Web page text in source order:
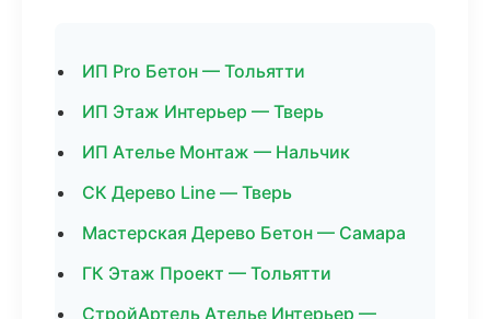
ИП Pro Бетон — Тольятти
ИП Этаж Интерьер — Тверь
ИП Ателье Монтаж — Нальчик
СК Дерево Line — Тверь
Мастерская Дерево Бетон — Самара
ГК Этаж Проект — Тольятти
СтройАртель Ателье Интерьер —